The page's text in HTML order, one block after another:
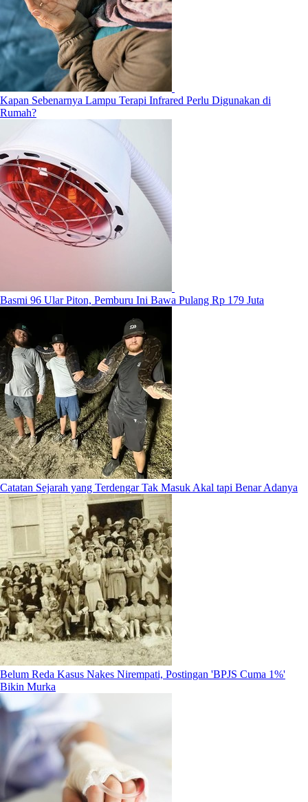
Kapan Sebenarnya Lampu Terapi Infrared Perlu Digunakan di
Rumah?
Basmi 96 Ular Piton, Pemburu Ini Bawa Pulang Rp 179 Juta
Catatan Sejarah yang Terdengar Tak Masuk Akal tapi Benar Adanya
Belum Reda Kasus Nakes Nirempati, Postingan 'BPJS Cuma 1%'
Bikin Murka